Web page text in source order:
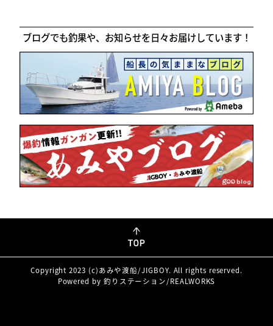
ブログでも釣果や、お知らせを日々お届けしています！
Copyright 2023 (c)あみや渡船/JIGBOY. All rights reserved.
Powered by 釣りステーション/REALWORKS